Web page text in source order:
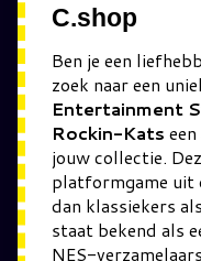
C.shop
Ben je een
zoek naar een
Entertainment
Rockin-Kats
jouw collectie.
platformgame uit
dan klassiekers
staat bekend als
NES-